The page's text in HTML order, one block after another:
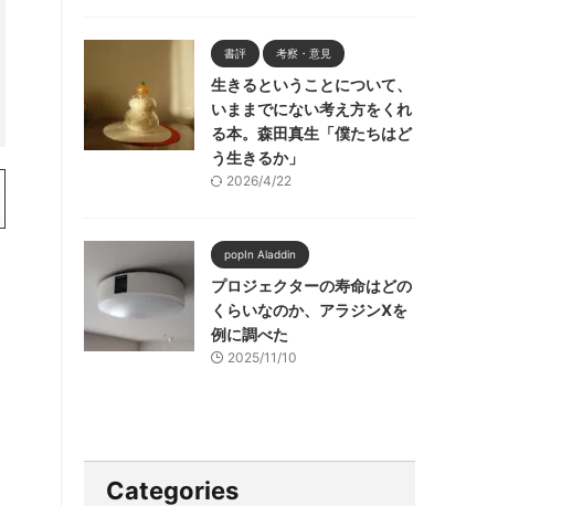
書評 考察・意見
生きるということについて、
いままでにない考え方をくれ
る本。森田真生「僕たちはど
う生きるか」
2026/4/22
popIn Aladdin
プロジェクターの寿命はどの
くらいなのか、アラジンXを
例に調べた
2025/11/10
Categories